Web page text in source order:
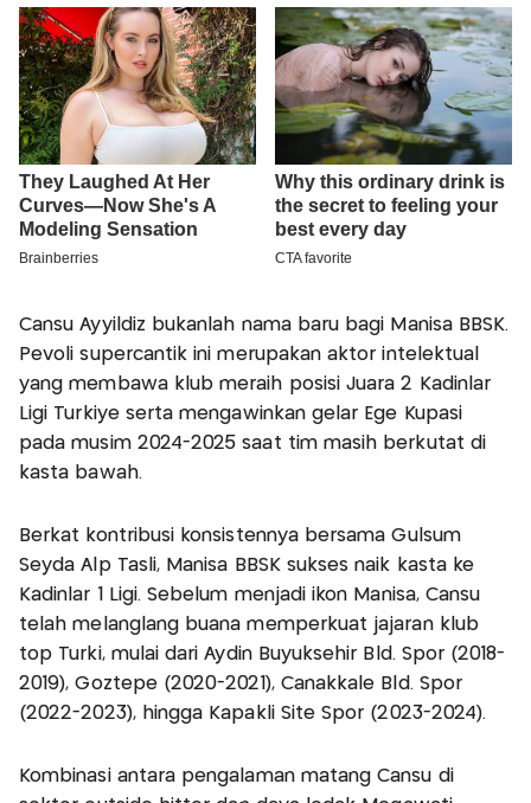
Cansu Ayyildiz bukanlah nama baru bagi Manisa BBSK.
Pevoli supercantik ini merupakan aktor intelektual
yang membawa klub meraih posisi Juara 2 Kadinlar
Ligi Turkiye serta mengawinkan gelar Ege Kupasi
pada musim 2024-2025 saat tim masih berkutat di
kasta bawah.
Berkat kontribusi konsistennya bersama Gulsum
Seyda Alp Tasli, Manisa BBSK sukses naik kasta ke
Kadinlar 1 Ligi. Sebelum menjadi ikon Manisa, Cansu
telah melanglang buana memperkuat jajaran klub
top Turki, mulai dari Aydin Buyuksehir Bld. Spor (2018-
2019), Goztepe (2020-2021), Canakkale Bld. Spor
(2022-2023), hingga Kapakli Site Spor (2023-2024).
Kombinasi antara pengalaman matang Cansu di